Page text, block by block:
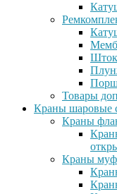
Товары
Краны шаровые
Краны
Краны